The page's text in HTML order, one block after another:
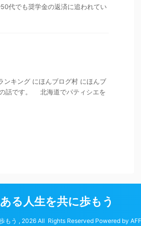
代でも奨学金の返済に追われてい
キング にほんブログ村 にほんブ
話です。 北海道でパティシエを
る人生を共に歩もう
もう , 2026 All Rights Reserved Powered by